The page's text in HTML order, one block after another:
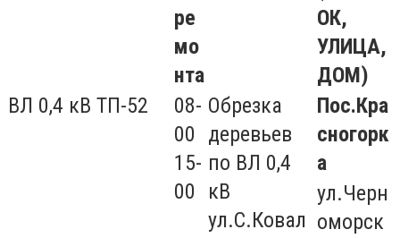
ре
мо
нта
ОК,
УЛИЦА,
ДОМ)
ВЛ 0,4 кВ ТП-52
08-
00
15-
00
Обрезка
деревьев
по ВЛ 0,4
кВ
ул.С.Ковал
Пос.Кра
сногорк
а
ул.Черн
оморск